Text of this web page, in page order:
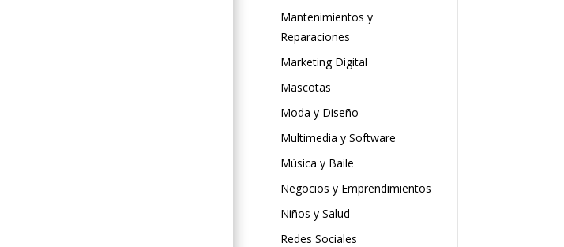
Mantenimientos y
Reparaciones
Marketing Digital
Mascotas
Moda y Diseño
Multimedia y Software
Música y Baile
Negocios y Emprendimientos
Niños y Salud
Redes Sociales